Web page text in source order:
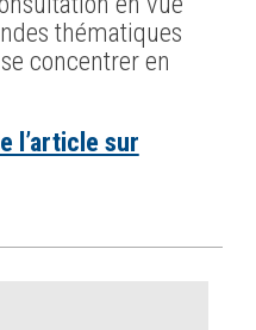
thématiques
concentrer en
l’article sur